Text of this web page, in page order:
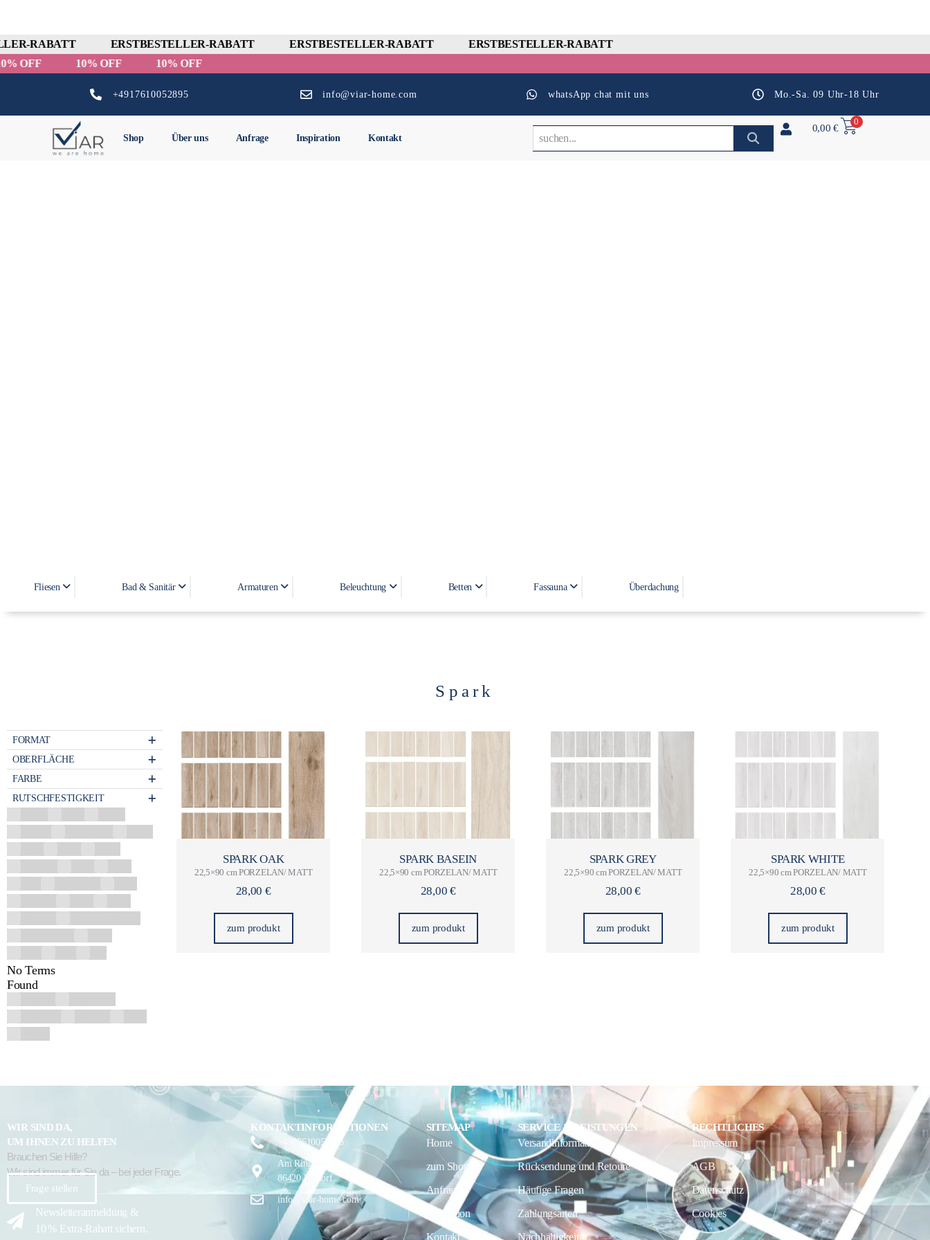
RABATT ERSTBESTELLER-RABATT ERSTBESTELLER-RABATT
ERSTBESTELLER-RABATT
OFF
10% OFF 10% OFF
+4917610052895 info@viar-home.com whatsApp chat mit uns Mo.-Sa. 09 Uhr-18 Uhr
Shop Über uns Anfrage Inspiration Kontakt
0,00€
0
Fliesen Bad & Sanitär Armaturen Beleuchtung Betten Fassauna Überdachung
Spark
FORMAT
OBERFLÄCHE
FARBE
RUTSCHFESTIGKEIT
No Terms
Found
SPARK OAK
22,5×90 cm PORZELAN/ MATT
28,00 €
zum produkt
SPARK BASEIN
22,5×90 cm PORZELAN/ MATT
28,00€
zum produkt
SPARK GREY
22,5×90 cm PORZELAN/ MATT
28,00€
zum produkt
SPARK WHITE
22,5×90 cm PORZELAN/ MATT
28,00€
zum produkt
WIR SIND DA,
UM IHNEN ZU HELFEN
Brauchen Sie Hilfe?
Wir sind immer für Sie da – bei jeder Frage.
Frage stellen
Newsletteranmeldung &
10 % Extra-Rabatt sichern.
KONTAKTINFORMATIONEN
+4917610052895
Am Ringofen 6,
86420 Diedorf
info@viar-home.com
SITEMAP
Home
zum Shop
Anfrage
Inspiration
Kontakt
SERVICE & LEISTUNGEN
Versandinformationen
Rücksendung und Retoure
Häufige Fragen
Zahlungsarten
Nachhaltigkeit
RECHTLICHES
Impressum
AGB
Datenschutz
Cookies